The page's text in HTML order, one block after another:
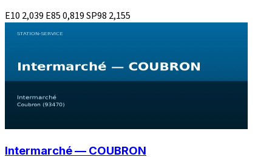
E10 2,039 E850,819SP98 2,155
Intermarché — COUBRON